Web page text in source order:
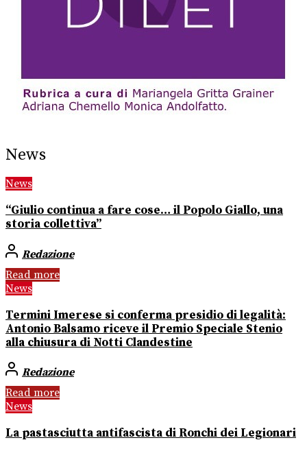
News
News
“Giulio continua a fare cose… il Popolo Giallo, una
storia collettiva”
Redazione
Read more
News
Termini Imerese si conferma presidio di legalità:
Antonio Balsamo riceve il Premio Speciale Stenio
alla chiusura di Notti Clandestine
Redazione
Read more
News
La pastasciutta antifascista di Ronchi dei Legionari